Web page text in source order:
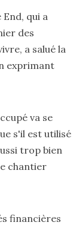
qui a
des
a salué la
exprimant
va se
s'il est utilisé
trop bien
chantier
financières